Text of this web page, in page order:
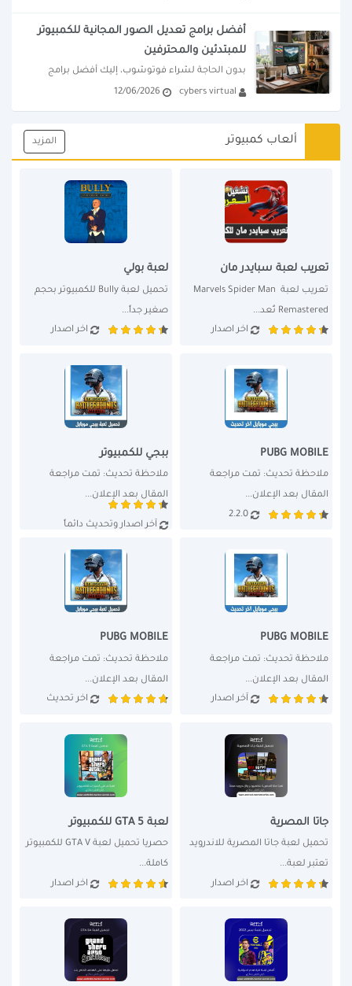
أفضل برامج تعديل الصور المجانية للكمبيوتر
للمبتدئين والمحترفين
تعديل الصور للكمبيوتر مجاناً بروابط تحميل رسمية....
cybers virtual
12/06/2026
ألعاب كمبيوتر المزيد
تعريب لعبة سبايدر مان
تعريب لعبة Marvels Spider Man
Remastered تُعد...
اخر اصدار
لعبة بولي
صغير جداً...
اخر اصدار
PUBG MOBILE
المقال بعد الإعلان...
2.2.0
ببجي للكمبيوتر
المقال بعد الإعلان...
آخر اصدار وتحديث دائماً
PUBG MOBILE
المقال بعد الإعلان...
آخر اصدار
PUBG MOBILE
المقال بعد الإعلان...
اخر تحديث
جاتا المصرية
تعتبر لعبة...
اخر اصدار
لعبة GTA 5 للكمبيوتر
حصريا تحميل لعبة GTA V للكمبيوتر
كاملة...
اخر اصدار